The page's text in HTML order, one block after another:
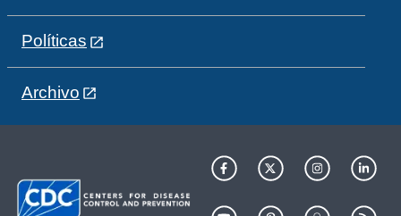
Políticas
Archivo